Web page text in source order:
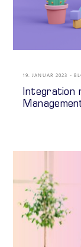
19. JANUAR 2023
Integration